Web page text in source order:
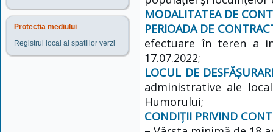
Protectia mediului
Registrul local al spatiilor verzi
MODALITATEA DE
PERIOADA DE
efectuare în teren a
17.07.2022;
LOCUL DE
administrative ale
Humorului;
CONDIȚII PRIVIND